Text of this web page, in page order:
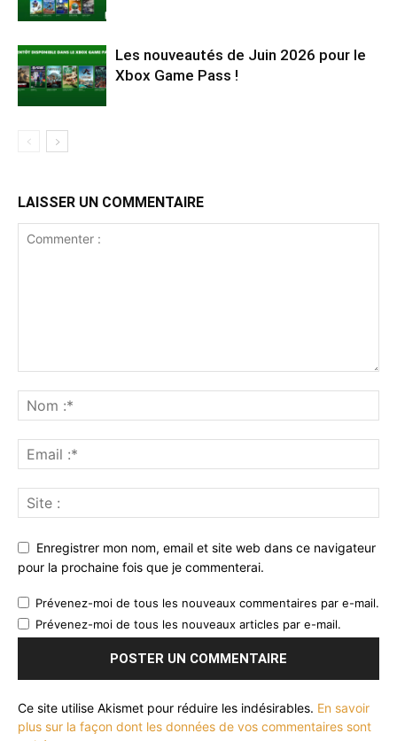
Les nouveautés de Juin 2026 pour le
Xbox Game Pass !
LAISSER UN COMMENTAIRE
Enregistrer mon nom, email et site web dans ce navigateur
pour la prochaine fois que je commenterai.
Prévenez-moi de tous les nouveaux commentaires par e-mail.
Prévenez-moi de tous les nouveaux articles par e-mail.
Ce site utilise Akismet pour réduire les indésirables. En savoir
plus sur la façon dont les données de vos commentaires sont